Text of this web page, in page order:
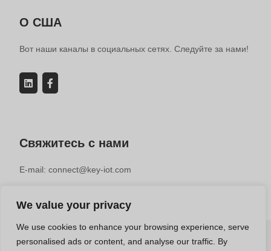
We value your privacy
We use cookies to enhance your browsing experience, serve
personalised ads or content, and analyse our traffic. By
О США
Вот наши каналы в социальных сетях. Следуйте за нами!
Свяжитесь с нами
E-mail: connect@key-iot.com